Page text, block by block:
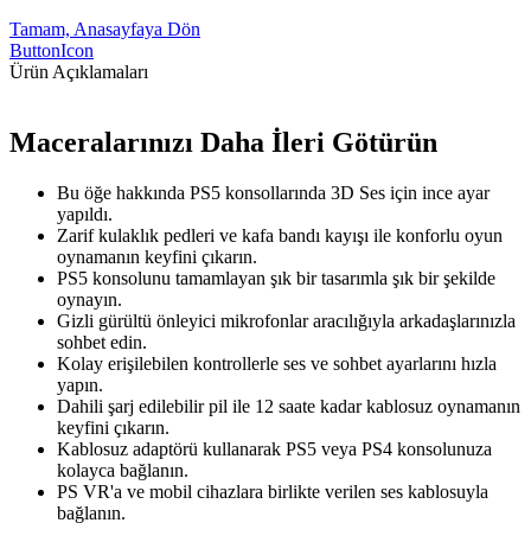
Tamam, Anasayfaya Dön
ButtonIcon
Ürün Açıklamaları
Maceralarınızı Daha İleri Götürün
Bu öğe hakkında PS5 konsollarında 3D Ses için ince ayar
yapıldı.
Zarif kulaklık pedleri ve kafa bandı kayışı ile konforlu oyun
oynamanın keyfini çıkarın.
PS5 konsolunu tamamlayan şık bir tasarımla şık bir şekilde
oynayın.
Gizli gürültü önleyici mikrofonlar aracılığıyla arkadaşlarınızla
sohbet edin.
Kolay erişilebilen kontrollerle ses ve sohbet ayarlarını hızla
yapın.
Dahili şarj edilebilir pil ile 12 saate kadar kablosuz oynamanın
keyfini çıkarın.
Kablosuz adaptörü kullanarak PS5 veya PS4 konsolunuza
kolayca bağlanın.
PS VR'a ve mobil cihazlara birlikte verilen ses kablosuyla
bağlanın.